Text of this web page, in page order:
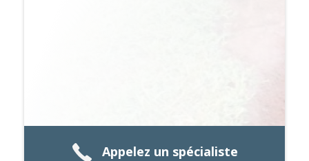
Appelez un spécialiste